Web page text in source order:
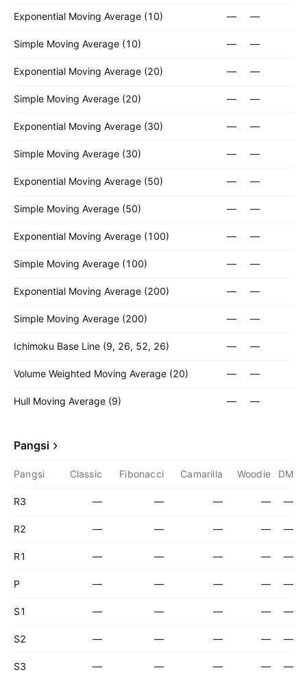
Exponential Moving Average (10) — —
Simple Moving Average (10) — —
Exponential Moving Average (20) — —
Simple Moving Average (20) — —
Exponential Moving Average (30) — —
Simple Moving Average (30) — —
Exponential Moving Average (50) — —
Simple Moving Average (50) — —
Exponential Moving Average (100) — —
Simple Moving Average (100) — —
Exponential Moving Average (200) — —
Simple Moving Average (200) — —
Ichimoku Base Line (9, 26, 52, 26) — —
Volume Weighted Moving Average (20) — —
Hull Moving Average (9) — —
Pangsi
Pangsi Classic Fibonacci Camarilla Woodie DM
R3 — — — — —
R2 — — — — —
R1 — — — — —
P — — — — —
S1 — — — — —
S2 — — — — —
S3 — — — — —